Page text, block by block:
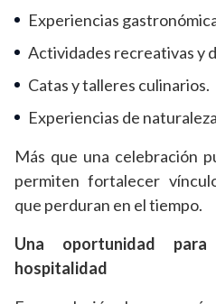
Experiencias
Actividades recreativas y
Catas y talleres culinarios.
Experiencias de
Más que una celebración
permiten fortalecer
que perduran en el tiempo.
Una oportunidad
hospitalidad